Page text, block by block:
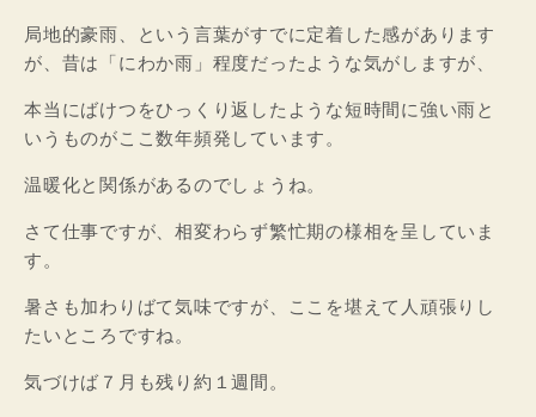
局地的豪雨、という言葉がすでに定着した感があります
が、昔は「にわか雨」程度だったような気がしますが、
本当にばけつをひっくり返したような短時間に強い雨と
いうものがここ数年頻発しています。
温暖化と関係があるのでしょうね。
さて仕事ですが、相変わらず繁忙期の様相を呈していま
す。
暑さも加わりばて気味ですが、ここを堪えて人頑張りし
たいところですね。
気づけば７月も残り約１週間。